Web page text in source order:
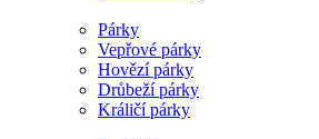
Párky
Vepřové párky
Hovězí párky
Drůbeží párky
Králičí párky